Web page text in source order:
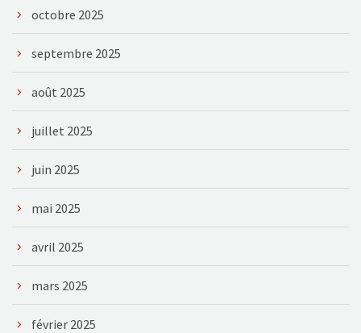
octobre 2025
septembre 2025
août 2025
juillet 2025
juin 2025
mai 2025
avril 2025
mars 2025
février 2025